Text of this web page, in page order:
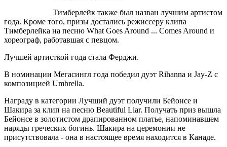
Тимберлейк также был назван лучшим артистом
года. Кроме того, призы достались режиссеру клипа
Тимберлейка на песню What Goes Around ... Comes Around и
хореограф, работавшая с певцом.
Лучшей артисткой года стала Ферджи.
В номинации Мегасингл года победил дуэт Rihanna и Jay-Z с
композицией Umbrella.
Награду в категории Лучший дуэт получили Бейонсе и
Шакира за клип на песню Beautiful Liar. Получать приз вышла
Бейонсе в золотистом драпированном платье, напоминавшем
наряды греческих богинь. Шакира на церемонии не
присутствовала - она в настоящее время находится в Канаде.